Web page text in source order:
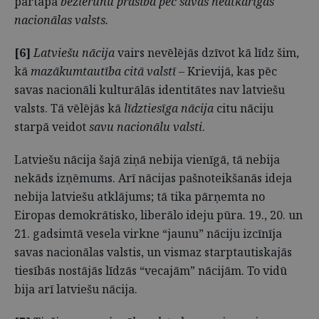
nacionālas valsts.
[6] Latviešu nācijavairs nevēlējās dzīvot kā līdz šim,
kāmazākumtautība citā valstī– Krievijā, kas pēc
savas nacionāli kulturālās identitātes nav latviešu
valsts. Tā vēlējās kā līdztiesīga nācija citu nāciju
starpā veidotsavu nacionālu valsti.
Latviešu nācija šajā ziņā nebija vienīgā, tā nebija
nekāds izņēmums. Arī nācijas pašnoteikšanās ideja
nebija latviešu atklājums; tā tika pārņemta no
Eiropas demokrātisko, liberālo ideju pūra. 19., 20. un
21. gadsimtā vesela virkne “jaunu” nāciju izcīnīja
savas nacionālas valstis, un vismaz starptautiskajās
tiesībās nostājās līdzās “vecajām” nācijām. To vidū
bija arī latviešu nācija.